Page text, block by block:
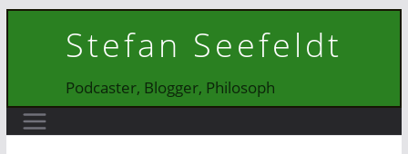
Stefan Seefeldt
Podcaster, Blogger, Philosoph